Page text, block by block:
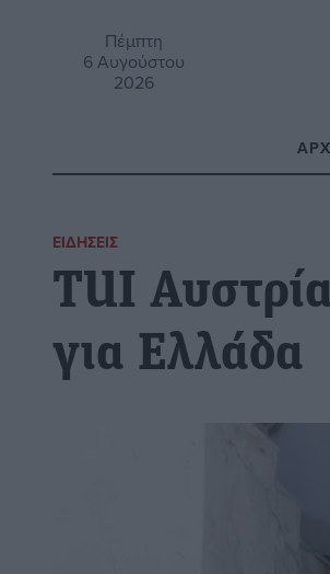
Πέμπτη
6 Αυγούστου
2026
ΕΙΔΉΣΕΙΣ
TUI
για Ελλάδα